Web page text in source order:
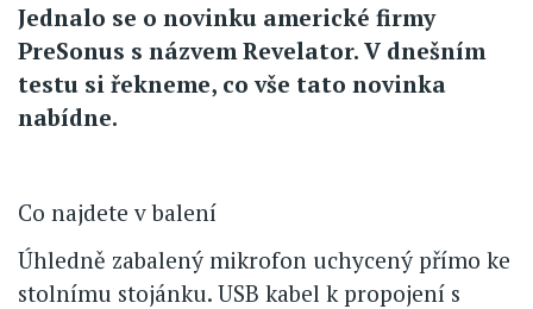
Jednalo se o novinku americké firmy
PreSonus s názvem Revelator. V dnešním
testu si řekneme, co vše tato novinka
nabídne.
Co najdete v balení
Úhledně zabalený mikrofon uchycený přímo ke
stolnímu stojánku. USB kabel k propojení s